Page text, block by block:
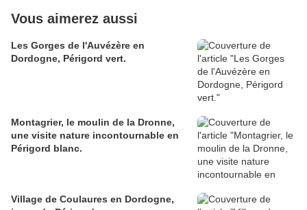
Vous aimerez aussi
Les Gorges de l'Auvézère en
Dordogne, Périgord vert.
Montagrier, le moulin de la Dronne,
une visite nature incontournable en
Périgord blanc.
Village de Coulaures en Dordogne,